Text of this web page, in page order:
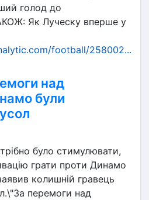
голод до
Як Луческу вперше у
football/258002...
над
були
було стимулювати,
грати проти Динамо
колишній гравець
перемоги над